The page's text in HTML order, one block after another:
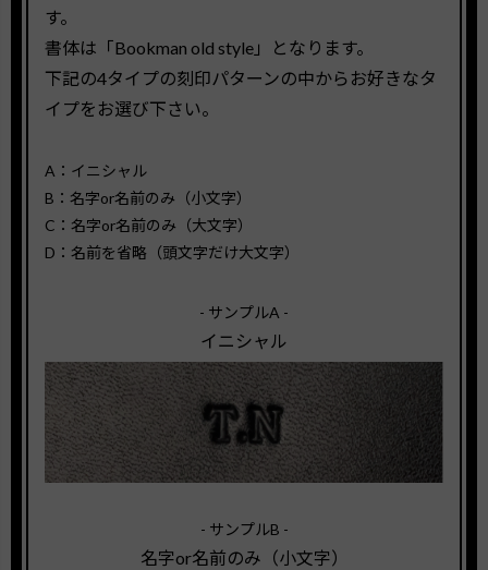
す。
書体は「Bookman old style」となります。
下記の4タイプの刻印パターンの中からお好きなタ
イプをお選び下さい。
A：イニシャル
B：名字or名前のみ（小文字）
C：名字or名前のみ（大文字）
D：名前を省略（頭文字だけ大文字）
- サンプルA -
イニシャル
- サンプルB -
名字or名前のみ（小文字）